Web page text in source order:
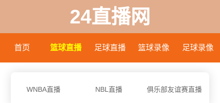
24直播网
首页 篮球直播 足球直播 篮球录像 足球录像
WNBA直播 NBL直播 俱乐部友谊赛直播